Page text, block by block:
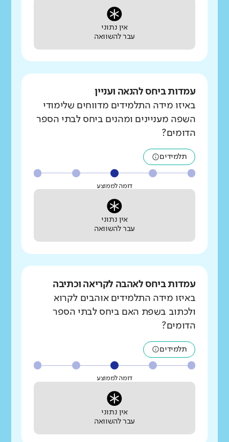
אין נתוני
עבר להשוואה
עמדות ביחס להנאה ועניין
באיזו מידה התלמידים מדווחים שלימודי
השפה מעניינים ומהנים ביחס לבתי הספר
הדומים?
תלמידים
דומה לממוצע
אין נתוני
עבר להשוואה
עמדות ביחס לאהבה לקריאה וכתיבה
באיזו מידה התלמידים אוהבים לקרוא
ולכתוב בשפת האם ביחס לבתי הספר
הדומים?
תלמידים
דומה לממוצע
אין נתוני
עבר להשוואה